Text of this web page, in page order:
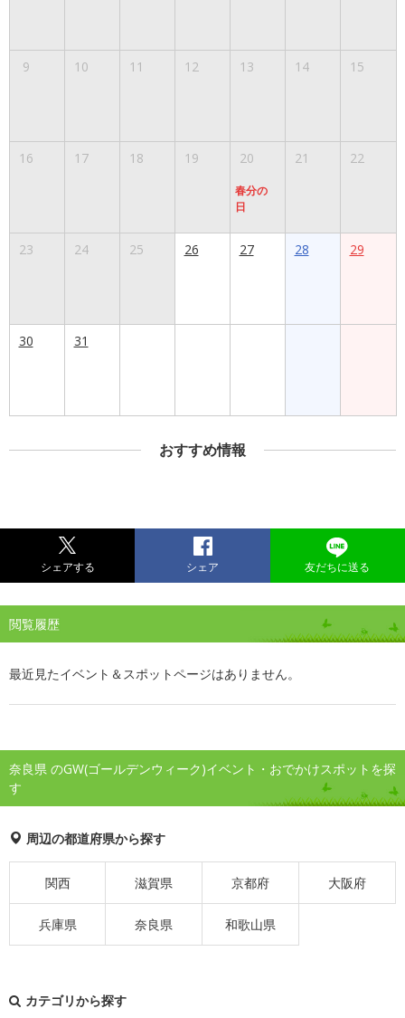
9 10 11 12 13 14 15
16 17 18 19 20
春分の
日
21 22
23 24 25 26 27 28 29
30 31
おすすめ情報
シェアする シェア 友だちに送る
閲覧履歴
最近見たイベント＆スポットページはありません。
奈良県 のGW(ゴールデンウィーク)イベント・おでかけスポットを探
す
周辺の都道府県から探す
関西 滋賀県 京都府 大阪府
兵庫県 奈良県 和歌山県
カテゴリから探す